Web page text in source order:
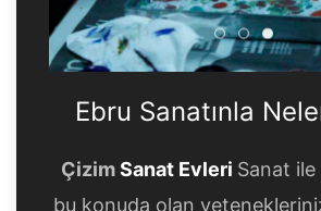
EbruEbruEbru
Ebru Sanatınla
ÇizimSanat Evleri Sanat
bu konuda olan